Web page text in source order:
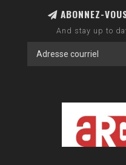
ABONNEZ-
And stay up to